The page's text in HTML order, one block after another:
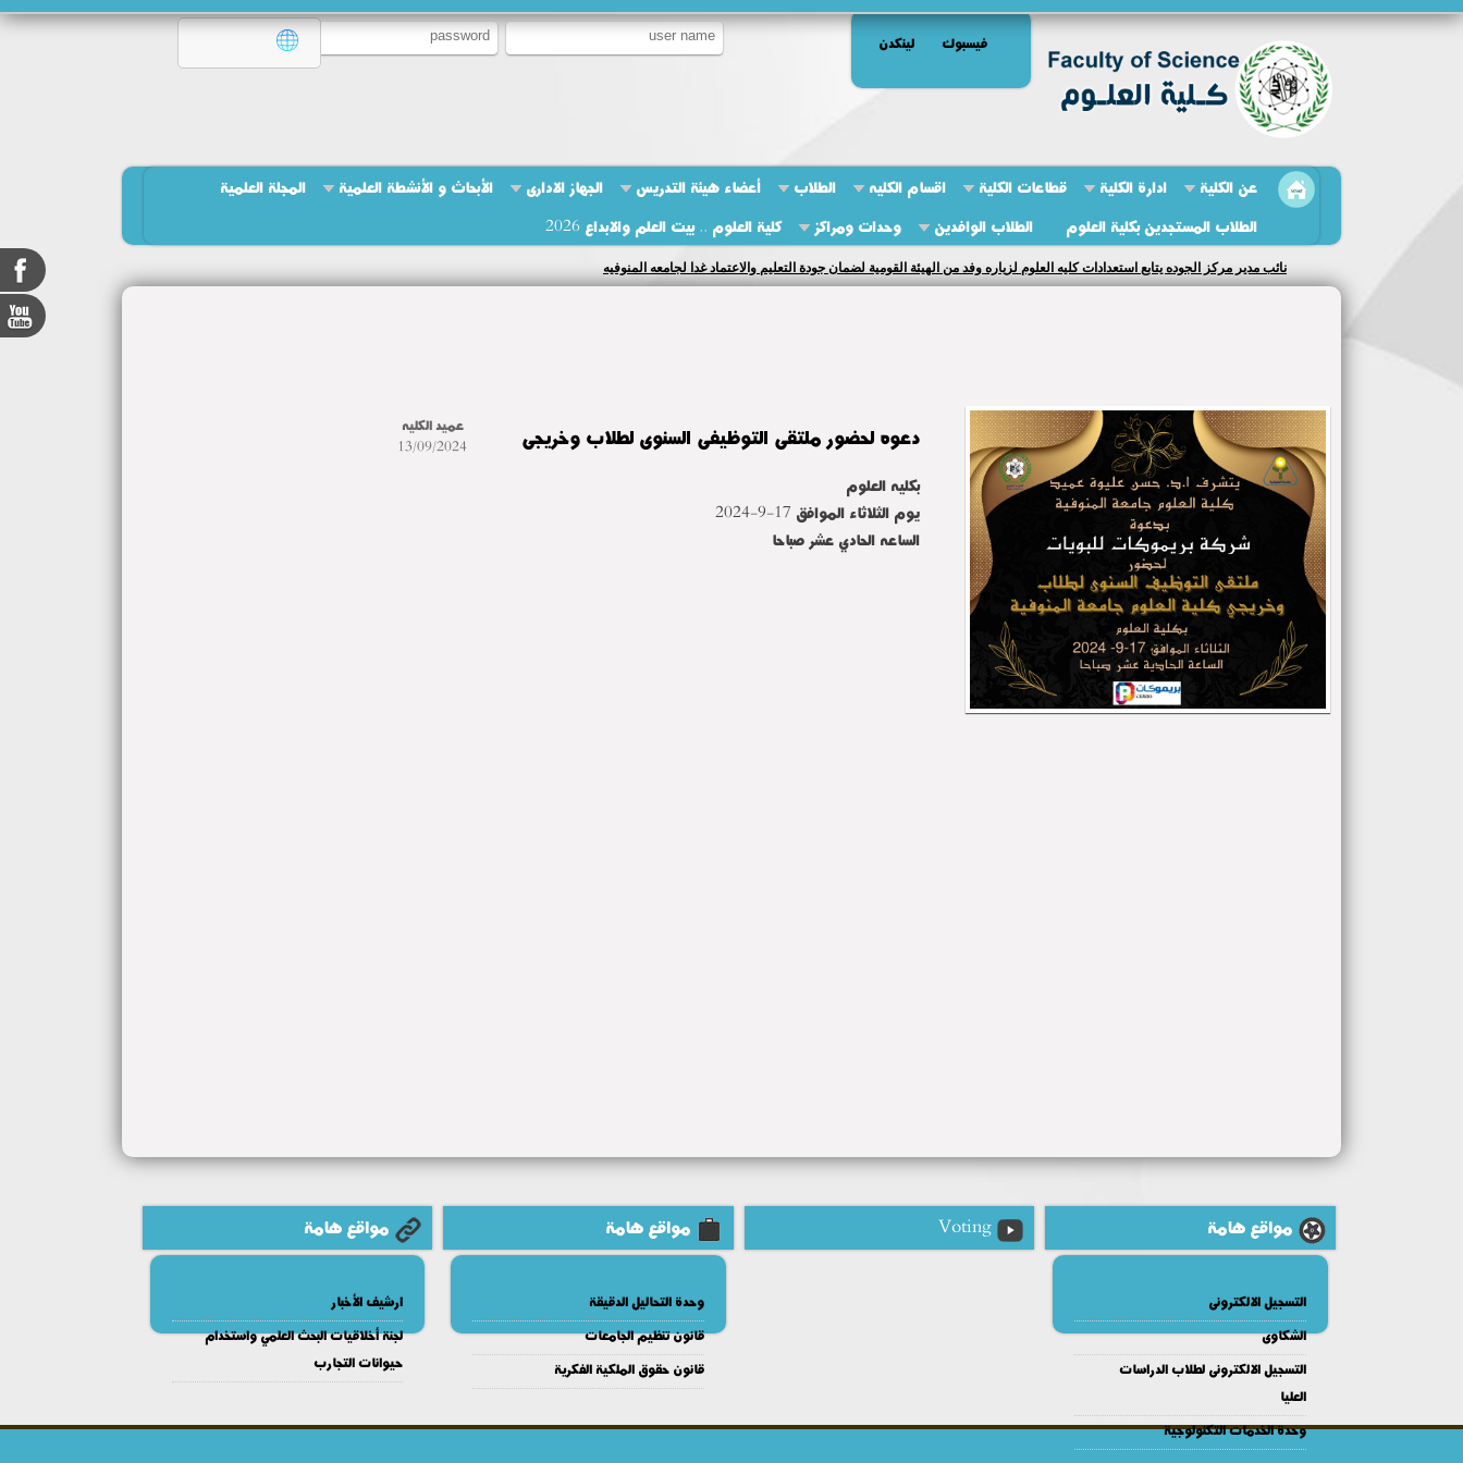
فيسبوك لينكدن
عن الكلية ادارة الكلية قطاعات الكلية اقسام الكليه الطلاب أعضاء هيئة التدريس الجهاز الادارى الأبحاث و الأنشطة العلمية
المجلة العلمية
الطلاب المستجدين بكلية العلوم
الطلاب الوافدين وحدات ومراكز كلية العلوم .. بيت العلم والابداع 2026
نائب مدير مركز الجوده يتابع استعدادات كليه العلوم لزياره وفد من الهيئة القومية لضمان جودة التعليم والاعتماد غدا لجامعه المنوفيه
دعوه لحضور ملتقى التوظيفى السنوى لطلاب وخريجى
عميد الكليه
13/09/2024
بكليه العلوم
يوم الثلاثاء الموافق 17-9-2024
الساعه الحادي عشر صباحا
مواقع هامة
التسجيل الالكترونى
الشكاوى
التسجيل الالكترونى لطلاب الدراسات
العليا
وحدة الخدمات التكنولوجية
Voting مواقع هامة
وحدة التحاليل الدقيقة
قانون تنظيم الجامعات
قانون حقوق الملكية الفكرية
مواقع هامة
ارشيف الأخبار
لجنة أخلاقيات البحث العلمي واستخدام
حيوانات التجارب